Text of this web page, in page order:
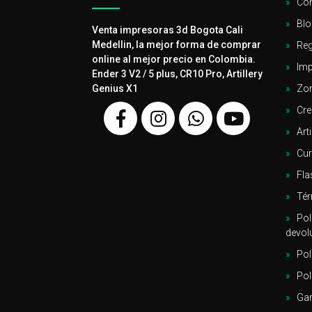
VERDE NEON
VERDE PINO 3
WATERMELON 1
WHITE 28
WOOD DARK
YELLOW 15
Venta impresoras 3d Bogota Cali
Medellin, la mejor forma de comprar
online al mejor precio en Colombia.
Ender 3 V2 / 5 plus, CR10 Pro, Artillery
Genius X1